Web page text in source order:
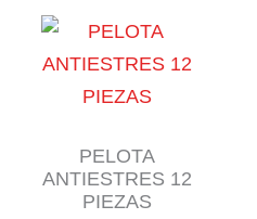
PELOTA
ANTIESTRES 12
PIEZAS